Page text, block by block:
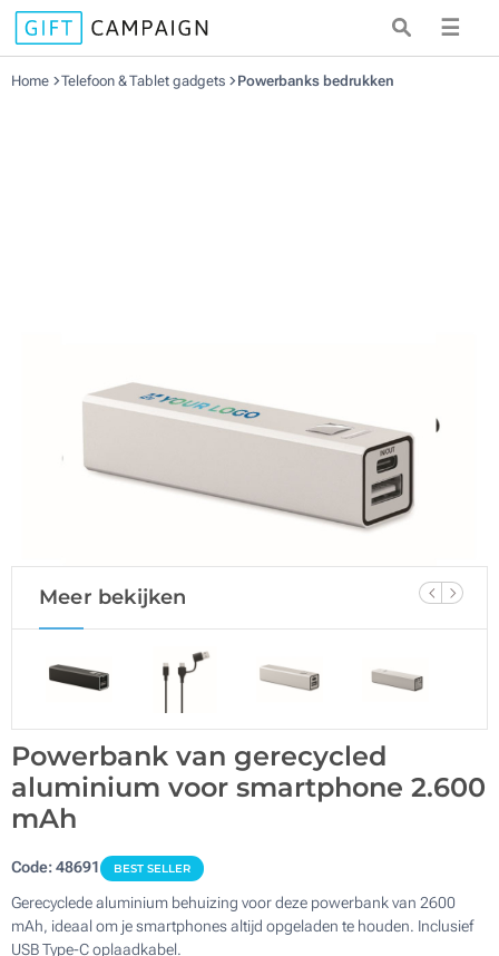
☰
Home Telefoon & Tablet gadgets Powerbanks bedrukken
Meer bekijken
Powerbank van gerecycled
aluminium voor smartphone 2.600
mAh
Code:48691 BEST SELLER
Gerecyclede aluminium behuizing voor deze powerbank van 2600
mAh, ideaal om je smartphones altijd opgeladen te houden. Inclusief
USB Type-C oplaadkabel.